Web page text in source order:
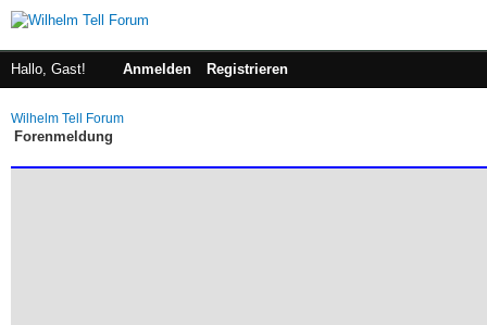
Hallo, Gast! Anmelden Registrieren
Wilhelm Tell Forum
Forenmeldung